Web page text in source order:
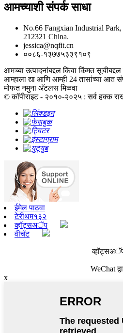
आमच्याशी संपर्क साधा
No.66 Fangxian Industrial
212321 China.
jessica@nqfit.cn
००८६-१३७७५३३९१०९
आमच्या उत्पादनांबद्दल किंवा किंमत
आम्हाला द्या आणि आम्ही 24 तासांच्या आत
मोफत नमुना अ‍ॅटलस मिळवा
© कॉपीराइट - २०१०-२०२५ : सर्व हक्क
ईमेल पाठवा
टेरीथम१३२
व्हॉट्सअॅप
वीचॅट
WeChat
x